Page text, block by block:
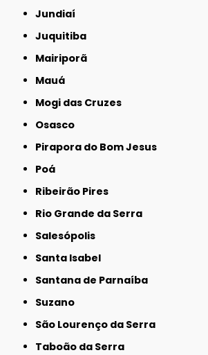
Jundiaí
Juquitiba
Mairiporã
Mauá
Mogi das Cruzes
Osasco
Pirapora do Bom Jesus
Poá
Ribeirão Pires
Rio Grande da Serra
Salesópolis
Santa Isabel
Santana de Parnaíba
Suzano
São Lourenço da Serra
Taboão da Serra